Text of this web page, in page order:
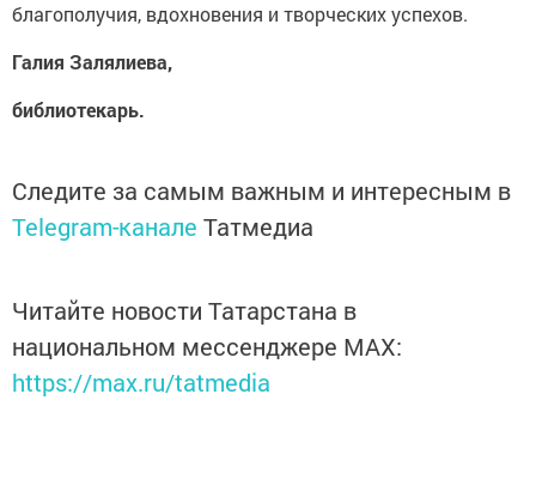
благополучия, вдохновения и творческих успехов.
Галия Залялиева,
библиотекарь.
Следите за самым важным и интересным в
Telegram-канале Татмедиа
Читайте новости Татарстана в
национальном мессенджере MАХ:
https://max.ru/tatmedia